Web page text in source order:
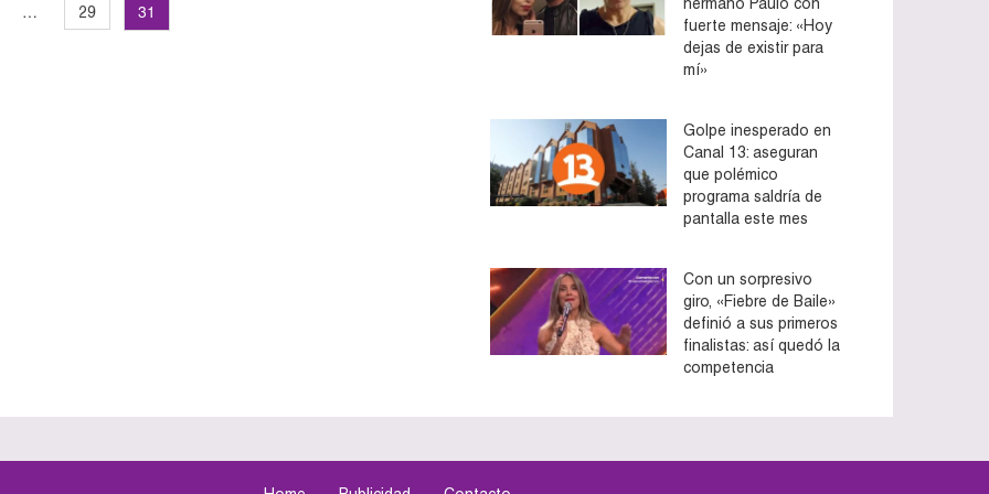
… 29 31
fuerte mensaje: «Hoy
dejas de existir para
mí»
Golpe inesperado en
Canal 13: aseguran
que polémico
programa saldría de
pantalla este mes
Con un sorpresivo
giro, «Fiebre de Baile»
definió a sus primeros
finalistas: así quedó la
competencia